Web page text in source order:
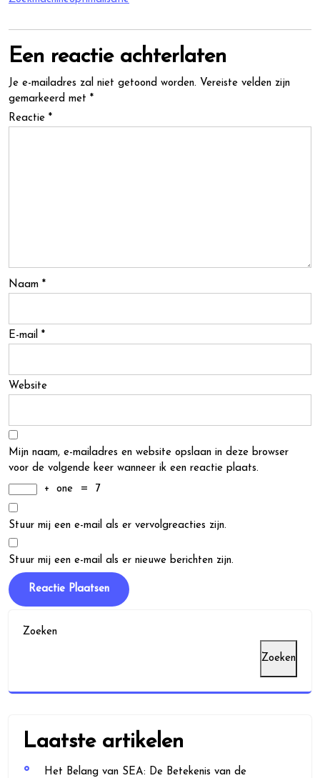
Een reactie achterlaten
Je e-mailadres zal niet getoond worden. Vereiste velden zijn
gemarkeerd met *
Reactie *
Naam *
E-mail *
Website
Mijn naam, e-mailadres en website opslaan in deze browser
voor de volgende keer wanneer ik een reactie plaats.
+
one = 7
Stuur mij een e-mail als er vervolgreacties zijn.
Stuur mij een e-mail als er nieuwe berichten zijn.
Zoeken
Zoeken
Laatste artikelen
Het Belang van SEA: De Betekenis van de